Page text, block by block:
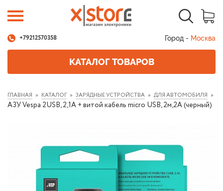
+79212570358 Город - Москва
КАТАЛОГ ТОВАРОВ
ГЛАВНАЯ КАТАЛОГ ЗАРЯДНЫЕ УСТРОЙСТВА ДЛЯ АВТОМОБИЛЯ
АЗУ Vespa 2USB, 2,1A + витой кабель micro USB, 2м,2А (черный)